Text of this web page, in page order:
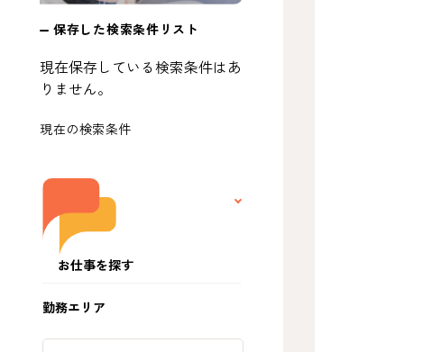
保存した検索条件リスト
現在保存している検索条件はあ
りません。
現在の検索条件
お仕事を探す
勤務エリア